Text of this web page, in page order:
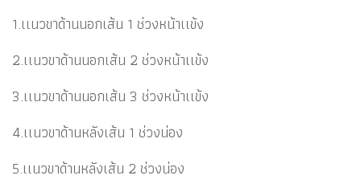
1.เเนวขาด้านนอกเส้น 1 ช่วงหน้าเเข้ง
2.เเนวขาด้านนอกเส้น 2 ช่วงหน้าเเข้ง
3.เเนวขาด้านนอกเส้น 3 ช่วงหน้าเเข้ง
4.เเนวขาด้านหลังเส้น 1 ช่วงน่อง
5.เเนวขาด้านหลังเส้น 2 ช่วงน่อง